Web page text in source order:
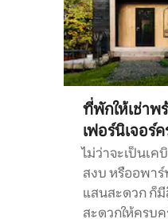
ที่พักให้เช่าพ
เฟอร์นิเจอร์
ไม่ว่าจะเป็นเค
สงบ หรืออพา
แสนสะดวก ก็
สะดวกให้ครบ